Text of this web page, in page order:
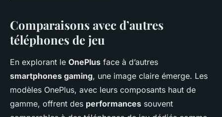
Comparaisons avec d’autres
téléphones de jeu
En explorant le OnePlus face à d’autres
smartphones gaming, une image claire émerge. Les
modèles OnePlus, avec leurs composants haut de
gamme, offrent des performances souvent